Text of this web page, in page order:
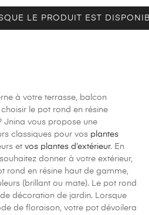
LE PRODUIT EST
à votre terrasse, balcon
choisir le pot rond en résine
Jnina vous propose une
classiques pour vos plantes
et vos plantes d’extérieur. En
donner à votre extérieur,
rond en résine haut de gamme,
(brillant ou mate). Le pot rond
décoration de jardin. Lorsque
de floraison, votre pot dévoilera